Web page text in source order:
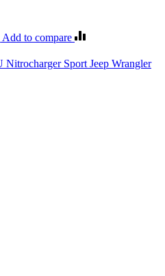
Add to compare
Sport Jeep Wrangler